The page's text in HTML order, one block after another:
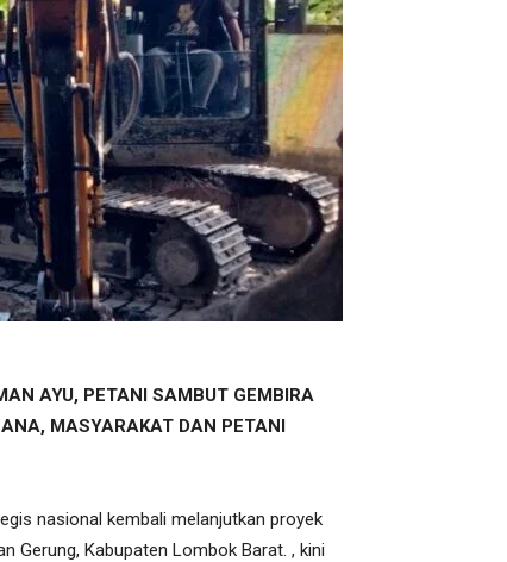
AYU, PETANI SAMBUT GEMBIRA
MASYARAKAT DAN PETANI
nasional kembali melanjutkan proyek
Gerung, Kabupaten Lombok Barat. , kini